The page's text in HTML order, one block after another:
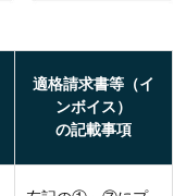
適格請求書等（イ
ンボイス）
の記載事項